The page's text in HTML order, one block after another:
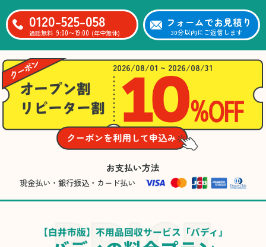
サイクル可能なものにつ
いても教えていただき、
今後の片付けにも役立つ
知識が増えました。また
何かあれば、ぜひお願い
したいと思っています。
心のこもったサービスを
ありがとうございまし
た。
0120-525-058
通話無料 9:00〜19:00 (年中無休)
フォームでお見積り
30分以内にご返信します
2026/08/01 ~ 2026/08/31
お支払い方法
現金払い・銀行振込・カード払い
【白井市版】不用品回収サービス「バディ」